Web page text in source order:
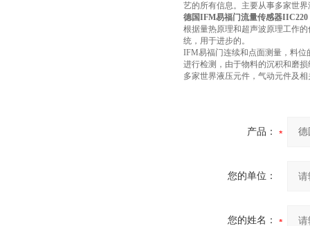
艺的所有信息。主要从事多家世
德国IFM易福门流量传感器IIC220
根据量热原理和超声波原理工作
统，用于进步的。
IFM易福门连续和点面测量，料
进行检测，由于物料的沉积和磨
多家世界液压元件，气动元件及
产品：
您的单位：
您的姓名：